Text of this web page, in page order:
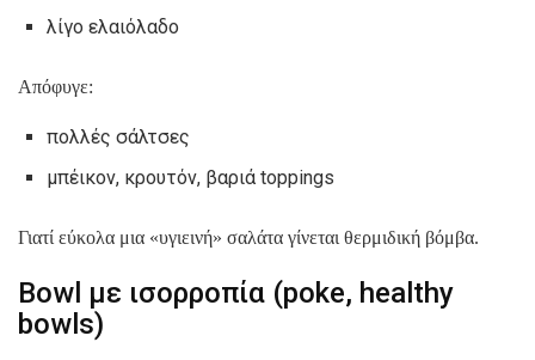
λίγο ελαιόλαδο
Απόφυγε:
πολλές σάλτσες
μπέικον, κρουτόν, βαριά toppings
Γιατί εύκολα μια «υγιεινή» σαλάτα γίνεται θερμιδική βόμβα.
Bowl με ισορροπία (poke, healthy
bowls)